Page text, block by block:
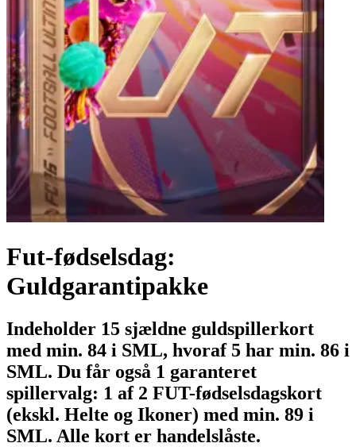
Fut-fødselsdag:
Guldgarantipakke
Indeholder 15 sjældne guldspillerkort
med min. 84 i SML, hvoraf 5 har min. 86 i
SML. Du får også 1 garanteret
spillervalg: 1 af 2 FUT-fødselsdagskort
(ekskl. Helte og Ikoner) med min. 89 i
SML. Alle kort er handelslåste.